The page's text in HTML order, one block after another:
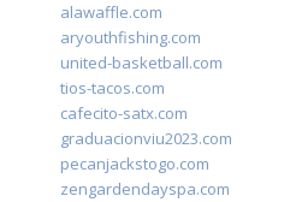
alawaffle.com
aryouthfishing.com
united-basketball.com
tios-tacos.com
cafecito-satx.com
graduacionviu2023.com
pecanjackstogo.com
zengardendayspa.com